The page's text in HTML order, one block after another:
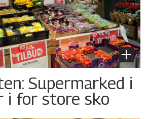
Supermarked i
for store sko